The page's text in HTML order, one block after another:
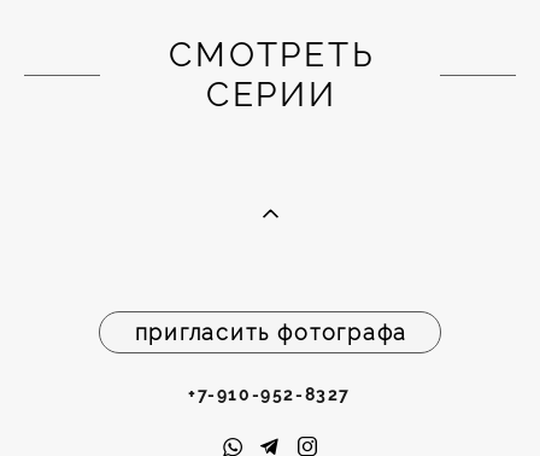
СМОТРЕТЬ
СЕРИИ
пригласить фотографа
+7-910-952-8327